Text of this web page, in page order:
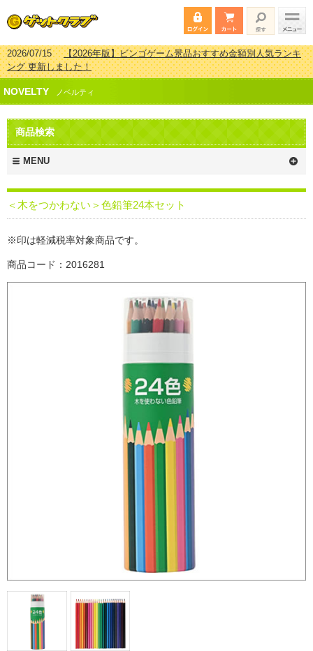
2026/07/15【2026年版】ビンゴゲーム景品おすすめ金額別人気ランキ
ング 更新しました！
2026/04/03【2026年版】ゴルフコンペ景品 3000円未満［2000円～
2999円編］もらってうれしい人気ラ…
2026/02/16【2026年版】結婚式の二次会で貰って嬉しい景品とは？ 更
新しました！
2026/02/03
2999円編］もらってうれしい人気ラ…
NOVELTY ノベルティ
商品検索
MENU
＜木をつかわない＞色鉛筆24本セット
※印は軽減税率対象商品です。
商品コード：2016281